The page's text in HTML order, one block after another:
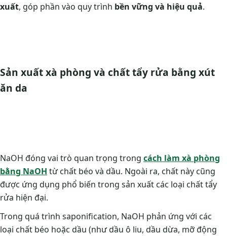
xuất, góp phần vào quy trình bền vững và hiệu quả.
Sản xuất xà phòng và chất tẩy rửa bằng xút
ăn da
NaOH đóng vai trò quan trọng trong cách làm xà phòng
bằng NaOH từ chất béo và dầu. Ngoài ra, chất này cũng
được ứng dụng phổ biến trong sản xuất các loại chất tẩy
rửa hiện đại.
Trong quá trình saponification, NaOH phản ứng với các
loại chất béo hoặc dầu (như dầu ô liu, dầu dừa, mỡ động